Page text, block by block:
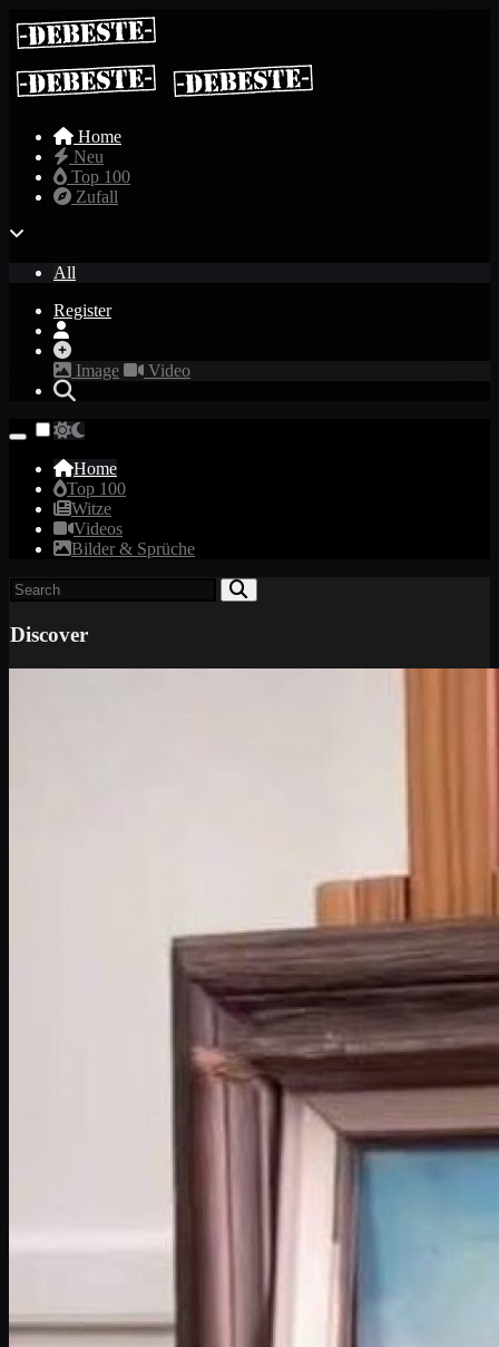
Home
Neu
Top 100
Zufall
All
Register
Image Video
Home
Top 100
Witze
Videos
Bilder & Sprüche
Discover